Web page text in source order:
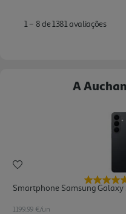
A
Smartphone Samsung Galaxy
1199.99 €/un